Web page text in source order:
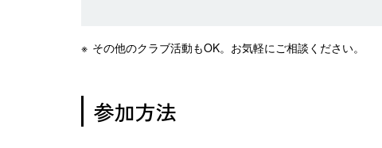
その他のクラブ活動もOK。お気軽にご相談ください。
参加方法